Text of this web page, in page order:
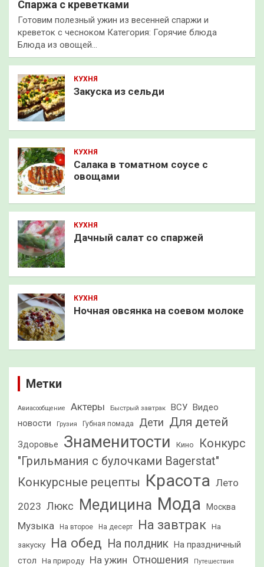
Спаржа с креветками
Готовим полезный ужин из весенней спаржи и
креветок с чесноком Категория: Горячие блюда
Блюда из овощей…
КУХНЯ
Закуска из сельди
КУХНЯ
Салака в томатном соусе с
овощами
КУХНЯ
Дачный салат со спаржей
КУХНЯ
Ночная овсянка на соевом молоке
Метки
Авиасообщение Актеры Быстрый завтрак ВСУ Видео
новости
Грузия Губная помада Дети Для детей
Здоровье Знаменитости Кино
Конкурс
"Грильмания с булочками Bagerstat"
Конкурсные рецепты Красота Лето
2023 Люкс Медицина Мода Москва
Музыка На второе На десерт На завтрак На
закуску На обед На полдник На праздничный
стол
На природу На ужин Отношения Путешествия